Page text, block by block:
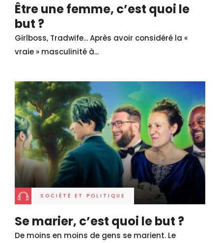
Être une femme, c’est quoi le
but ?
Girlboss, Tradwife... Après avoir considéré la «
vraie » masculinité à...
SOCIÉTÉ ET POLITIQUE
Se marier, c’est quoi le but ?
De moins en moins de gens se marient. Le